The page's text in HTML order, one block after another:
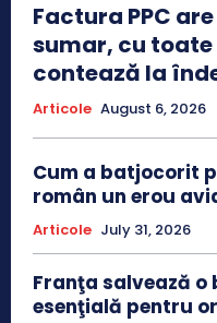
Factura PPC
sumar, cu
contează la
Articole August 6, 2026
Cum a batjocorit
român un erou
Articole July 31, 2026
Franţa salvează o
esenţială pentru